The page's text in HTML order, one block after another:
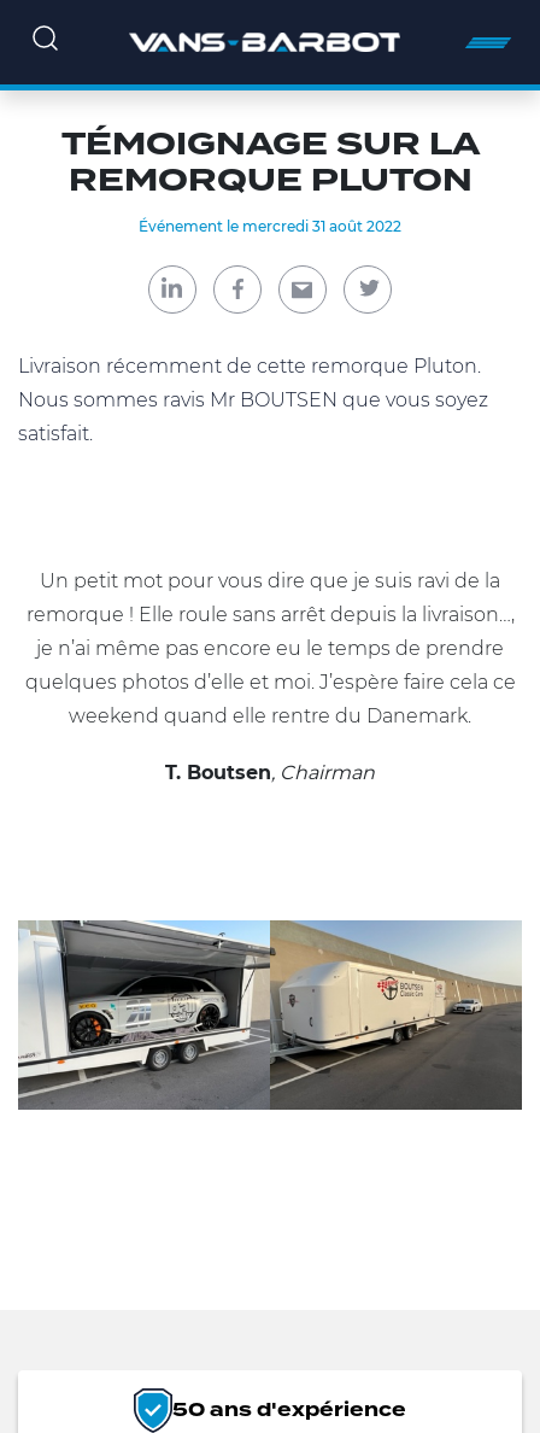
TÉMOIGNAGE SUR LA
REMORQUE PLUTON
Événement le mercredi 31 août 2022
Livraison récemment de cette remorque Pluton.
Nous sommes ravis Mr BOUTSEN que vous soyez
satisfait.
Un petit mot pour vous dire que je suis ravi de la
remorque ! Elle roule sans arrêt depuis la livraison…,
je n’ai même pas encore eu le temps de prendre
quelques photos d’elle et moi. J’espère faire cela ce
weekend quand elle rentre du Danemark.
T. Boutsen, Chairman
50 ans d'expérience